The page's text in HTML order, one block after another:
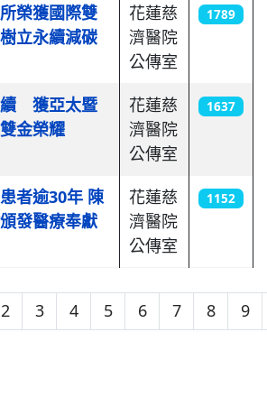
榮獲國際雙
立永續減碳
花蓮慈
濟醫院
公傳室
1789
續 獲亞太暨
金榮耀
花蓮慈
濟醫院
公傳室
1637
者逾30年 陳
發醫療奉獻
花蓮慈
濟醫院
公傳室
1152
第 1 頁，共 16 頁
2 3 4 5 6 7 8 9